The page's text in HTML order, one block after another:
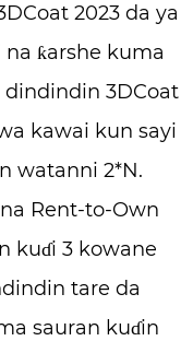
2023 da ya
ƙarshe kuma
dindindin 3DCoat
kawai kun sayi
watanni 2*N.
Rent-to-Own
kuɗi 3 kowane
tare da
sauran kuɗin